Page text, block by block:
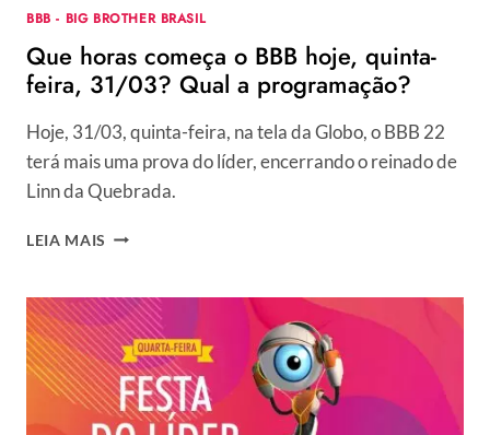
BBB - BIG BROTHER BRASIL
Que horas começa o BBB hoje, quinta-
feira, 31/03? Qual a programação?
Hoje, 31/03, quinta-feira, na tela da Globo, o BBB 22
terá mais uma prova do líder, encerrando o reinado de
Linn da Quebrada.
LEIA MAIS QUE
O
BBB
HOJE,
QUINTA-
FEIRA,
31/03?